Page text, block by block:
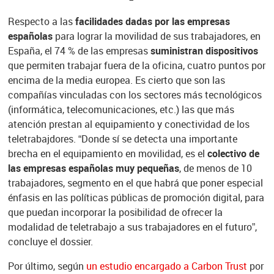
Respecto a lasfacilidades dadas por las empresas
españolaspara lograr la movilidad de sus trabajadores, en
España, el 74 % de las empresassuministran dispositivos
que permiten trabajar fuera de la oficina, cuatro puntos por
encima de la media europea. Es cierto que son las
compañías vinculadas con los sectores más tecnológicos
(informática, telecomunicaciones, etc.) las que más
atención prestan al equipamiento y conectividad de los
teletrabajdores. “Donde sí se detecta una importante
brecha en el equipamiento en movilidad, es el colectivo de
las empresas españolas muy pequeñas, de menos de 10
trabajadores, segmento en el que habrá que poner especial
énfasis en las políticas públicas de promoción digital, para
que puedan incorporar la posibilidad de ofrecer la
modalidad de teletrabajo a sus trabajadores en el futuro”,
concluye el dossier.
Por último, según un estudio encargado a Carbon Trust por